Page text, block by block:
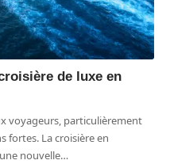
de luxe en
voyageurs, particulièrement
fortes. La croisière en
nouvelle…